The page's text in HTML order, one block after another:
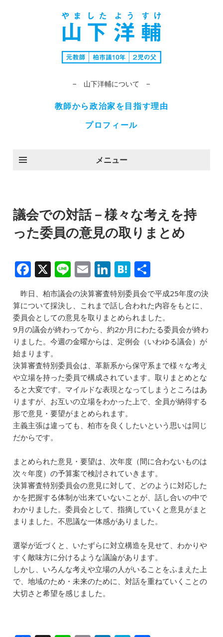
− 山下洋輔について −
教師から政治家を目指す理由
プロフィール
メニュー
議会での対話－様々な考えを持
った委員の意見の取りまとめ
F
a
c
e
b
o
o
k
X Li
n
e
E
m
ai
l
Li
n
k
e
dI
n
H
at
e
n
a
有
昨日、柏市議会の決算審査特別委員会で平成25年度の決
算について採決し、これまで話し合われた内容をもとに、
委員会としての意見を取りまとめられました。
9月の議会が終わってから、約2か月にわたる委員会が終わ
りました。今週の金曜からは、定例会（いわゆる議会）が
始まります。
決算審査特別委員会は、革新系から保守系まで様々な考え
や立場を持った委員で構成されています。取りまとめとな
ると大変です。マイルドな表現となってしまうところはあ
りますが、お互いの立場をわかった上で、全員が納得する
形で意見・要望がまとめられます。
主義主張は違っても、柏市を良くしたいという思いは同じ
だからです。
まとめられた意見・要望は、次年度（間に合わないものは
次々年度）の予算案で検討されていきます。
決算審査特別委員会の意見に対して、どのように対応した
かを把握する体制が出来ていないことが、話し合いの中で
わかりました。委員会として、指摘していくと意見がまと
まりました。不思議な一体感がありました。
選挙が近づくと、いたずらに対立構造を見せて、わかりや
すく敵味方に分けるような議論があります。
しかし、いろんな考えや立場の人がいることをふまえた上
で、地域のため・未来のために、対話を重ねていくことの
大切さと希望を感じました。